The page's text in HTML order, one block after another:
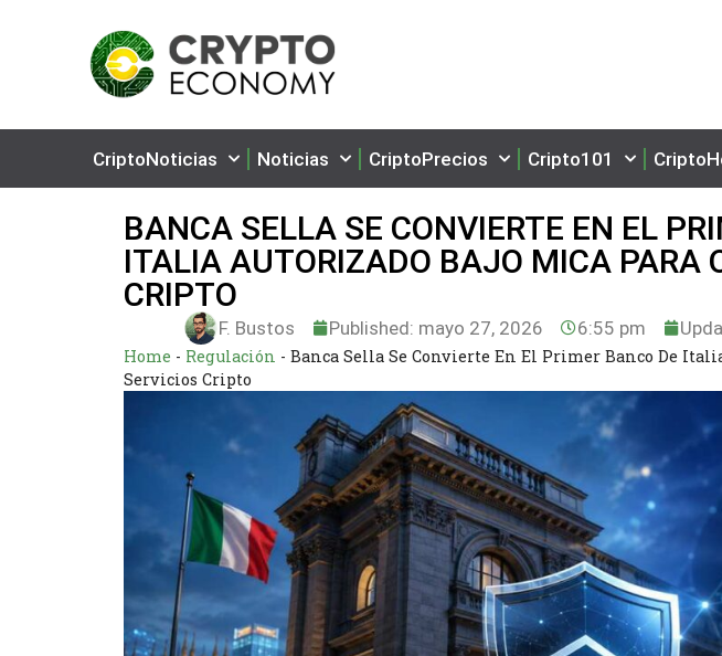
CriptoNoticias Noticias CriptoPrecios Cripto101
BANCA SELLA SE CONVIERTE EN EL
ITALIA AUTORIZADO BAJO MICA PARA
CRIPTO
F. Bustos Published: mayo 27, 2026 6:55 pm
Home - Regulación - Banca Sella Se Convierte En El Primer Banco De
Servicios Cripto